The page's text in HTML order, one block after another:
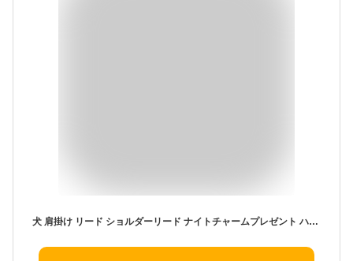
犬 肩掛け リード ショルダーリード ナイトチャームプレゼント ハンズフリー カラフル 肩かけリード 超小型犬 小型犬 中型犬 大型犬 ベーシック ファッションリード 多機能リード 細紐 太紐 平紐 散歩 お出かけ 胴輪 ハーネス 送料無料 フェザーストア